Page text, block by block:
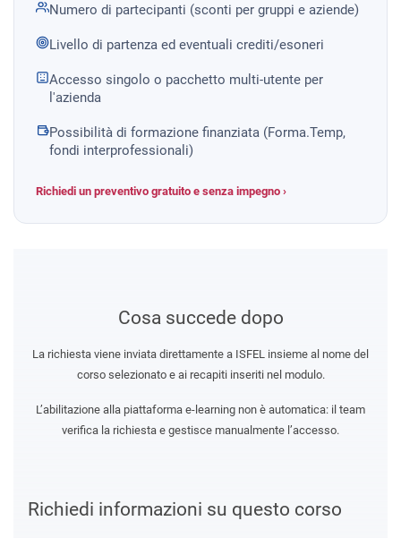
Numero di partecipanti (sconti per gruppi e aziende)
Livello di partenza ed eventuali crediti/esoneri
Accesso singolo o pacchetto multi-utente per
l'azienda
Possibilità di formazione finanziata (Forma.Temp,
fondi interprofessionali)
Richiedi un preventivo gratuito e senza impegno ›
Richiedi informazioni su questo corso
Cosa succede dopo
La richiesta viene inviata direttamente a ISFEL insieme al nome del
corso selezionato e ai recapiti inseriti nel modulo.
L’abilitazione alla piattaforma e-learning non è automatica: il team
verifica la richiesta e gestisce manualmente l’accesso.